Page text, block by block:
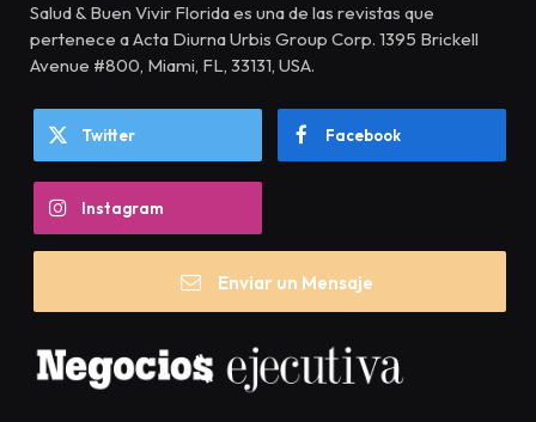
Salud & Buen Vivir Florida es una de las revistas que
pertenece a Acta Diurna Urbis Group Corp. 1395 Brickell
Avenue #800, Miami, FL, 33131, USA.
Twitter Facebook
Instagram
Enviar un Mensaje